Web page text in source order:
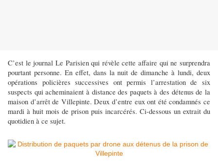
C’est le journal Le Parisien qui révèle cette affaire qui ne surprendra
pourtant personne. En effet, dans la nuit de dimanche à lundi, deux
opérations policières successives ont permis l’arrestation de six
suspects qui acheminaient à distance des paquets à des détenus de la
maison d’arrêt de Villepinte. Deux d’entre eux ont été condamnés ce
mardi à huit mois de prison puis incarcérés. Ci-dessous un extrait du
quotidien à ce sujet.